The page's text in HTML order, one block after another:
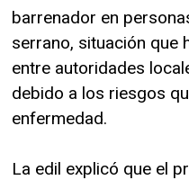
barrenador en
serrano, situación que
entre autoridades
debido a los riesgos
enfermedad.
La edil explicó que el